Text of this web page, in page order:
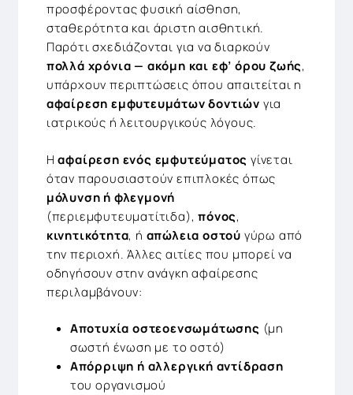
προσφέροντας φυσική αίσθηση,
σταθερότητα και άριστη αισθητική.
Παρότι σχεδιάζονται για να διαρκούν
πολλά χρόνια — ακόμη και εφ’ όρου ζωής,
υπάρχουν περιπτώσεις όπου απαιτείται η
αφαίρεση εμφυτευμάτων δοντιών για
ιατρικούς ή λειτουργικούς λόγους.
Ηαφαίρεση ενός εμφυτεύματος γίνεται
όταν παρουσιαστούν επιπλοκές όπως
μόλυνση ή φλεγμονή
(περιεμφυτευματίτιδα),πόνος,
κινητικότητα, ή απώλεια οστού γύρω από
την περιοχή. Άλλες αιτίες που μπορεί να
οδηγήσουν στην ανάγκη αφαίρεσης
περιλαμβάνουν:
Αποτυχία οστεοενσωμάτωσης (μη
σωστή ένωση με το οστό)
Απόρριψη ή αλλεργική αντίδραση
του οργανισμού